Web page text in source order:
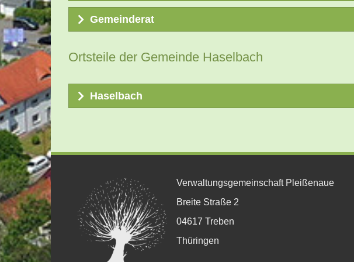
Sondernutzungsgebührensatzung
Gemeinderat
Ihre Nachricht an den Gemeinderat
Über die Verteileradresserat@gemeinde-haselbach.dekönnen
Sitzungen
Gemeinderatssitzungen finden gemäß § 35 ThürKO
wenn ein Viertel der Gemeinderatsmitglieder schriftlich unter
Der öffentliche Teil beginnt in der Regel um 18:30 Uhr im
Anschluss Fragen an den Bürgermeister und Gemeinderat zu
Einladungen zum öffentlichen Teil der
Ortsteile der Gemeinde Haselbach
Haselbach
Verwaltungsgemeinschaft Pleißenaue
Breite Straße 2
04617 Treben
Thüringen